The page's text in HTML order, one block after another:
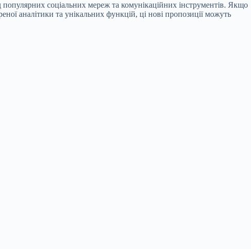
соціальних мереж та комунікаційних інструментів. Якщо
аналітики та унікальних функцій, ці нові пропозиції можуть